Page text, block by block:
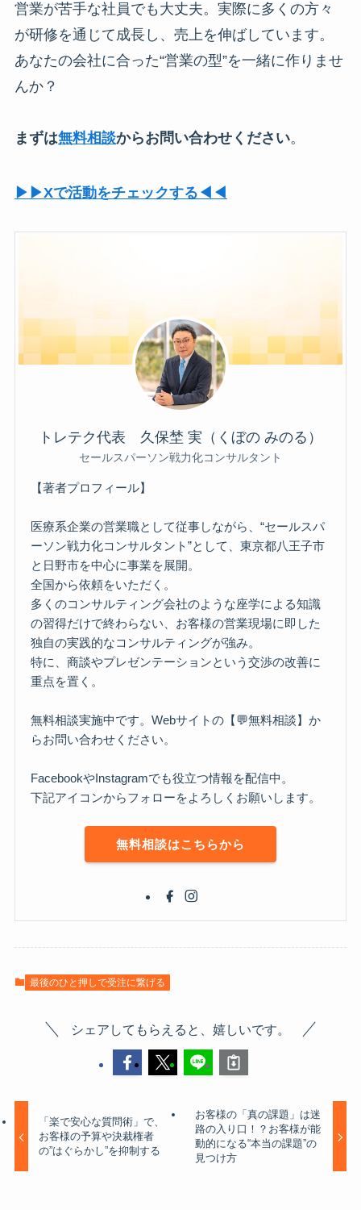
営業が苦手な社員でも大丈夫。実際に多くの方々
が研修を通じて成長し、売上を伸ばしています。
あなたの会社に合った“営業の型”を一緒に作りませ
んか？
まずは無料相談からお問い合わせください。
▶︎▶︎Xで活動をチェックする◀︎◀︎
トレテク代表 久保埜 実（くぼの みのる）
セールスパーソン戦力化コンサルタント
【著者プロフィール】
医療系企業の営業職として従事しながら、“セールスパ
ーソン戦力化コンサルタント”として、東京都八王子市
と日野市を中心に事業を展開。
全国から依頼をいただく。
多くのコンサルティング会社のような座学による知識
の習得だけで終わらない、お客様の営業現場に即した
独自の実践的なコンサルティングが強み。
特に、商談やプレゼンテーションという交渉の改善に
重点を置く。
無料相談実施中です。Webサイトの【💬無料相談】か
らお問い合わせください。
FacebookやInstagramでも役立つ情報を配信中。
下記アイコンからフォローをよろしくお願いします。
無料相談はこちらから
最後のひと押しで受注に繋げる
シェアしてもらえると、嬉しいです。
「楽で安心な質問術」で、
お客様の予算や決裁権者
の”はぐらかし”を抑制する
お客様の「真の課題」は迷
路の入り口！？お客様が能
動的になる“本当の課題”の
見つけ方